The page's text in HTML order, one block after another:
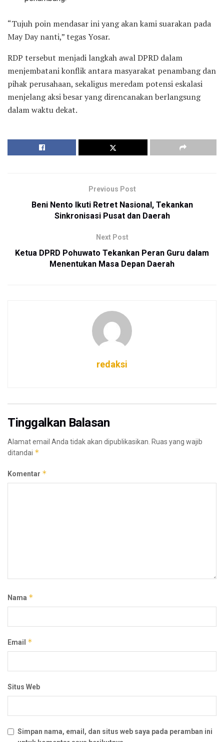
“Tujuh poin mendasar ini yang akan kami suarakan pada
May Day nanti,” tegas Yosar.
RDP tersebut menjadi langkah awal DPRD dalam
menjembatani konflik antara masyarakat penambang dan
pihak perusahaan, sekaligus meredam potensi eskalasi
menjelang aksi besar yang direncanakan berlangsung
dalam waktu dekat.
Previous Post
Beni Nento Ikuti Retret Nasional, Tekankan
Sinkronisasi Pusat dan Daerah
Next Post
Ketua DPRD Pohuwato Tekankan Peran Guru dalam
Menentukan Masa Depan Daerah
redaksi
Tinggalkan Balasan
Alamat email Anda tidak akan dipublikasikan. Ruas yang wajib
ditandai *
Komentar *
Nama *
Email *
Situs Web
Simpan nama, email, dan situs web saya pada peramban ini